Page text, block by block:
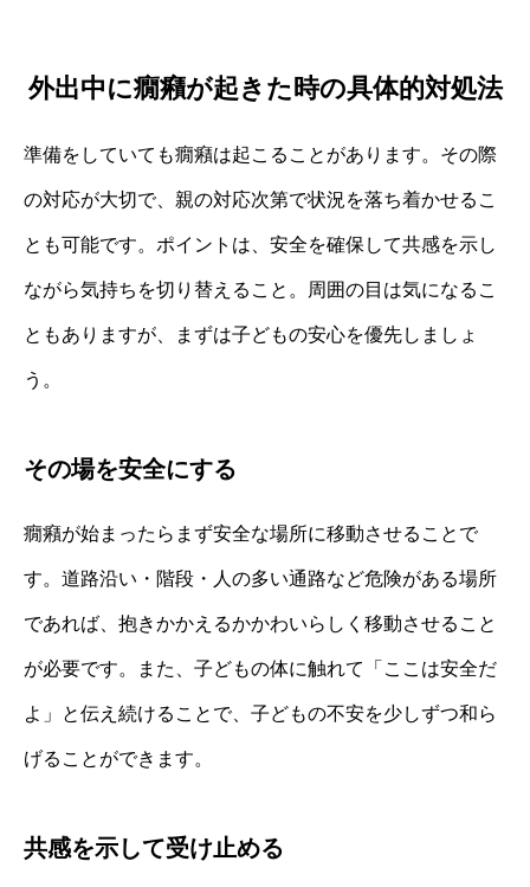
外出中に癇癪が起きた時の具体的対処法
準備をしていても癇癪は起こることがあります。その際
の対応が大切で、親の対応次第で状況を落ち着かせるこ
とも可能です。ポイントは、安全を確保して共感を示し
ながら気持ちを切り替えること。周囲の目は気になるこ
ともありますが、まずは子どもの安心を優先しましょ
う。
その場を安全にする
癇癪が始まったらまず安全な場所に移動させることで
す。道路沿い・階段・人の多い通路など危険がある場所
であれば、抱きかかえるかかわいらしく移動させること
が必要です。また、子どもの体に触れて「ここは安全だ
よ」と伝え続けることで、子どもの不安を少しずつ和ら
げることができます。
共感を示して受け止める